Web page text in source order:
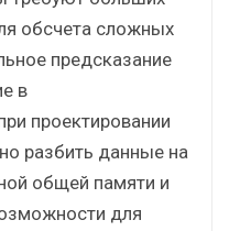
обсчета сложных
предсказание
в
проектировании
разбить данные на
общей памяти и
для